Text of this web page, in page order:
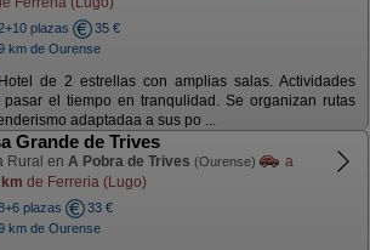
plazas
35 €
km de Ourense
de 2 estrellas con amplias salas. Actividades
pasar el tiempo en tranqulidad. Se organizan rutas
adaptadaa a sus po ...
Grande de Trives
Rural en A Pobra de Trives (Ourense)
a
de Ferreria (Lugo)
plazas
33 €
km de Ourense